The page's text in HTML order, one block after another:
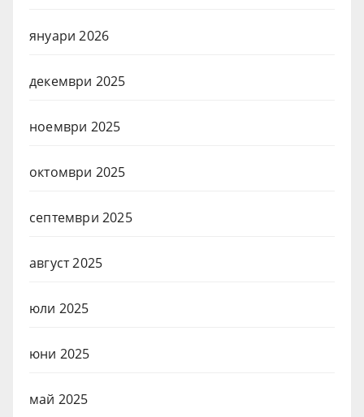
януари 2026
декември 2025
ноември 2025
октомври 2025
септември 2025
август 2025
юли 2025
юни 2025
май 2025